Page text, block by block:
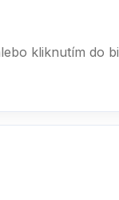
kliknutím do